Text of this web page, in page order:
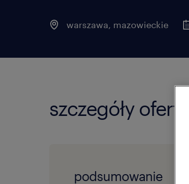
warszawa, mazowieckie
szczegóły oferty
podsumowanie